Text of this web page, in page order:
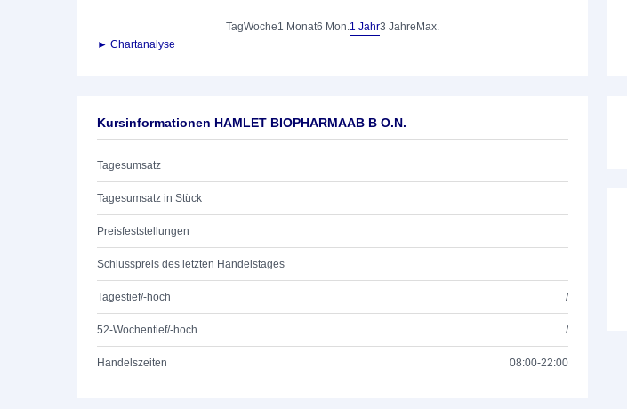
TagWoche1 Monat6 Mon.1 Jahr3 Jahre Max.
► Chartanalyse
Kursinformationen HAMLET BIOPHARMAAB B O.N.
Tagesumsatz
Tagesumsatz in Stück
Preisfeststellungen
Schlusspreis des letzten Handelstages
Tagestief/-hoch /
52-Wochentief/-hoch /
Handelszeiten 08:00-22:00